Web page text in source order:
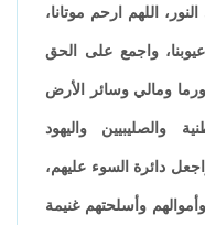
اللهم ارحم موتانا،
واجمع على الحق
ومالي وسائر الأرض
والصليبيين واليهود
دائرة السوء عليهم،
وأسلحتهم غنيمة